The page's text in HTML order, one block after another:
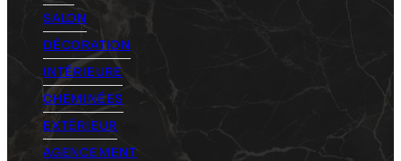
SALON
DÉCORATION
INTÉRIEURE
CHEMINÉES
EXTÉRIEUR
AGENCEMENT